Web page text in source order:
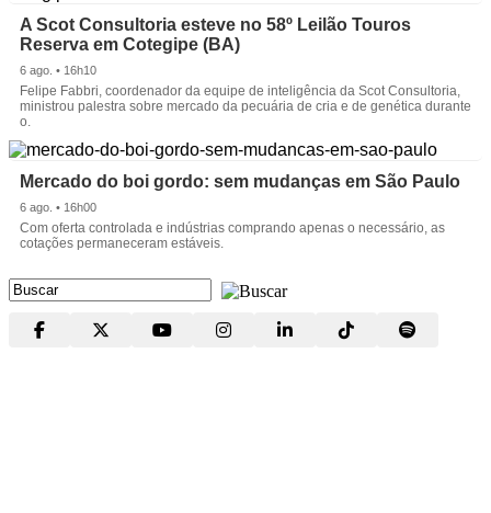
A Scot Consultoria esteve no 58º Leilão Touros
Reserva em Cotegipe (BA)
6 ago. • 16h10
Felipe Fabbri, coordenador da equipe de inteligência da Scot Consultoria,
ministrou palestra sobre mercado da pecuária de cria e de genética durante
o.
Mercado do boi gordo: sem mudanças em São Paulo
6 ago. • 16h00
Com oferta controlada e indústrias comprando apenas o necessário, as
cotações permaneceram estáveis.